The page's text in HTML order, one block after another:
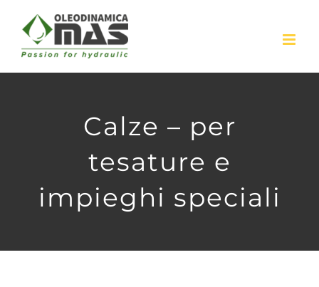
content
Calze – per
tesature e
impieghi speciali